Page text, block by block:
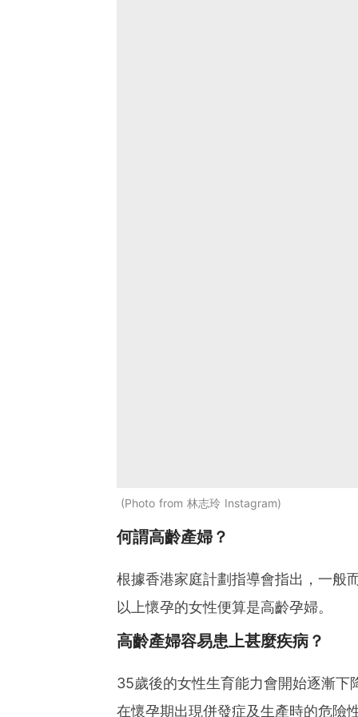
Photo from 林志玲 Instagram
何謂高齡產婦？
根據香港家庭計劃指導會指出，一般
以上懷孕的女性便算是高齡孕婦。
高齡產婦容易患上甚麼疾病？
35歲後的女性生育能力會開始逐漸下
在懷孕期出現併發症及生產時的危險